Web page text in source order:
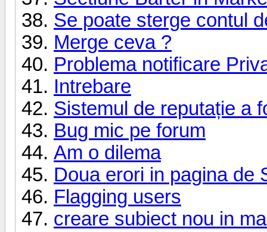
Se poate sterge contul
Merge ceva ?
Problema notificare
Intrebare
Sistemul de reputație a
Bug mic pe forum
Am o dilema
Doua erori in pagina de
Flagging users
creare subiect nou in